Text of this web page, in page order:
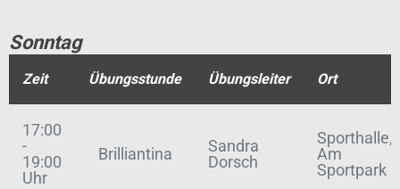
Sonntag
Zeit Übungsstunde Übungsleiter Ort
17:00
-
19:00
Uhr
Brilliantina
Sandra
Dorsch
Sporthalle,
Am
Sportpark